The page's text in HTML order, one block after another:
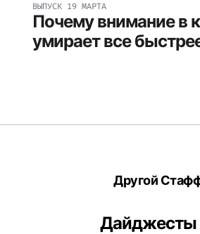
ВЫПУСК 19 МАРТА
Почему внимание в
умирает все
Другой
Дайджесты